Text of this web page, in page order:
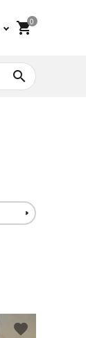
0
shopping_cart
search
favorite